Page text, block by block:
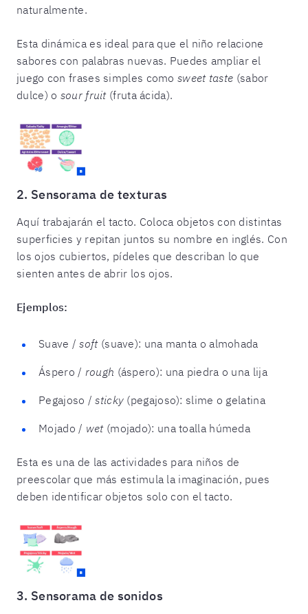
naturalmente.
Esta dinámica es ideal para que el niño relacione
sabores con palabras nuevas. Puedes ampliar el
juego con frases simples comosweet taste (sabor
dulce) o sour fruit(fruta ácida).
2. Sensorama de texturas
Aquí trabajarán el tacto. Coloca objetos con distintas
superficies y repitan juntos su nombre en inglés. Con
los ojos cubiertos, pídeles que describan lo que
sienten antes de abrir los ojos.
Ejemplos:
Suave /soft(suave): una manta o almohada
Áspero / rough (áspero): una piedra o una lija
Pegajoso /sticky (pegajoso): slime o gelatina
Mojado / wet(mojado): una toalla húmeda
Esta es una de las actividades para niños de
preescolar que más estimula la imaginación, pues
deben identificar objetos solo con el tacto.
3. Sensorama de sonidos